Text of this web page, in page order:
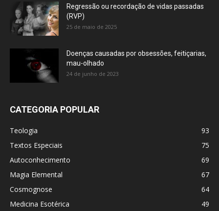
Regressão ou recordação de vidas passadas
(RVP)
25 de maio de 2025
Doenças causadas por obsessões, feitiçarias,
mau-olhado
24 de junho de 2023
CATEGORIA POPULAR
Teologia
93
Textos Especiais
75
Autoconhecimento
69
Magia Elemental
67
Cosmognose
64
Medicina Esotérica
49